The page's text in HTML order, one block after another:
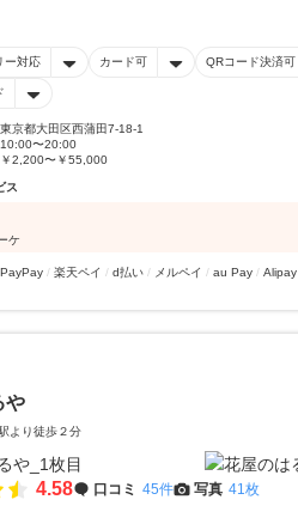
ー対応 カード可 QRコード決済可
東京都大田区西蒲田7-18-1
10:00〜20:00
￥2,200〜￥55,000
ス
ケ
PayPay 楽天ペイ d払い メルペイ au Pay Alipay
や
より徒歩２分
4.58 口コミ 45件 写真 41枚